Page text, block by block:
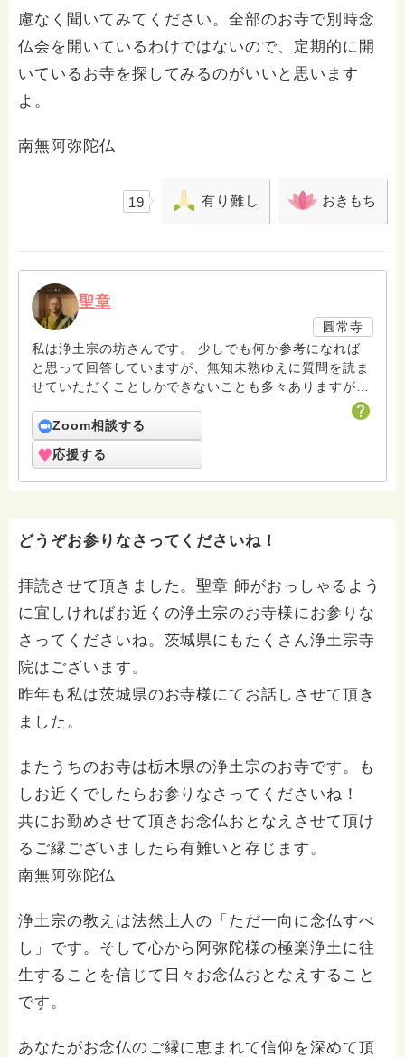
慮なく聞いてみてください。全部のお寺で別時念
仏会を開いているわけではないので、定期的に開
いているお寺を探してみるのがいいと思います
よ。
南無阿弥陀仏
19 有り難し おきもち
聖章
圓常寺
私は浄土宗の坊さんです。 少しでも何か参考になれば
と思って回答していますが、無知未熟ゆえに質問を読ま
せていただくことしかできないことも多々ありますがお
許しください。 回答は私個人の意見や解釈もあり、場
合によっては浄土宗の教義とは少し異なることもあると
いうことをご了承ください。 また、寺の紹介ページに
電話相談についても紹介していますのでどなたでも気兼
ねなくご利用ください。 ハスノハのお坊さんがもっと
Zoom相談する
応援する
どうぞお参りなさってくださいね！
拝読させて頂きました。聖章 師がおっしゃるよう
に宜しければお近くの浄土宗のお寺様にお参りな
さってくださいね。茨城県にもたくさん浄土宗寺
院はございます。
昨年も私は茨城県のお寺様にてお話しさせて頂き
ました。
またうちのお寺は栃木県の浄土宗のお寺です。も
しお近くでしたらお参りなさってくださいね！
共にお勤めさせて頂きお念仏おとなえさせて頂け
るご縁ございましたら有難いと存じます。
南無阿弥陀仏
浄土宗の教えは法然上人の「ただ一向に念仏すべ
し」です。そして心から阿弥陀様の極楽浄土に往
生することを信じて日々お念仏おとなえすること
です。
あなたがお念仏のご縁に恵まれて信仰を深めて頂